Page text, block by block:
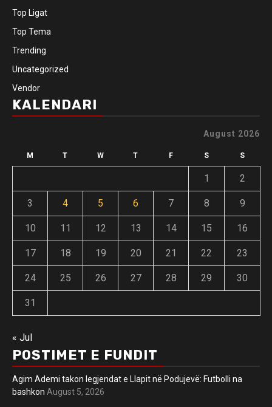
Top Ligat
Top Tema
Trending
Uncategorized
Vendor
KALENDARI
August 2026
M T W T F S S
1 2
3 4 5 6 7 8 9
10 11 12 13 14 15 16
17 18 19 20 21 22 23
24 25 26 27 28 29 30
31
« Jul
POSTIMET E FUNDIT
Agim Ademi takon legjendat e Llapit në Podujevë: Futbolli na
bashkon August 5, 2026